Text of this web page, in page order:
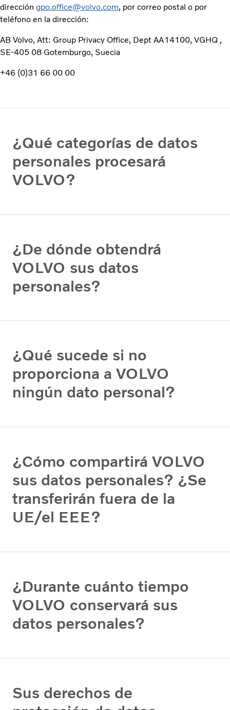
dirección gpo.office@volvo.com, por correo postal o por
teléfono en la dirección:
AB Volvo, Att: Group Privacy Office, Dept AA14100, VGHQ ,
SE-405 08 Gotemburgo, Suecia
+46 (0)31 66 00 00
¿Qué categorías de datos
personales procesará
VOLVO?
¿De dónde obtendrá
VOLVO sus datos
personales?
¿Qué sucede si no
proporciona a VOLVO
ningún dato personal?
¿Cómo compartirá VOLVO
sus datos personales? ¿Se
transferirán fuera de la
UE/el EEE?
¿Durante cuánto tiempo
VOLVO conservará sus
datos personales?
Sus derechos de